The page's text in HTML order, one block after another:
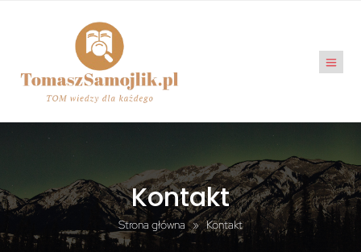
Kontakt
Strona główna »Kontakt